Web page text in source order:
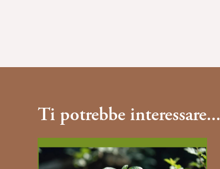
s
Ti potrebbe interessare...